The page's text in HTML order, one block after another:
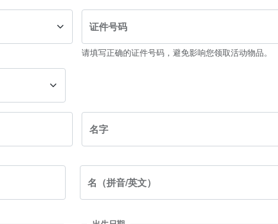
证件号码
请填写正确的证件号码，避免影响您领取活动物品。
名字
名（拼音/英文）